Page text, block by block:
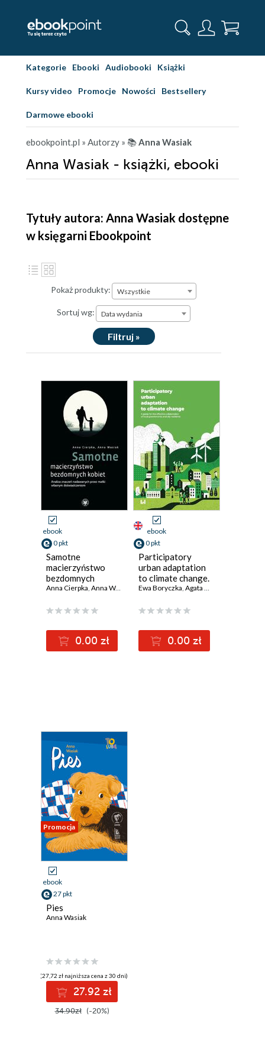
Kategorie Ebooki Audiobooki Książki
Kursy video Promocje Nowości Bestsellery
Darmowe ebooki
ebookpoint.pl » Autorzy » 📚Anna Wasiak
Anna Wasiak - książki, ebooki
Tytuły autora: Anna Wasiak dostępne
w księgarni Ebookpoint
Pokaż produkty: Wszystkie
Sortuj wg: Data wydania
Filtruj »
ebook
0 pkt
Samotne
macierzyństwo
bezdomnych
kobiet
Anna Cierpka, Anna Wasiak
0.00 zł
ebook
0 pkt
Participatory
urban adaptation
to climate change.
A guide for the
collaboration of
and city residents
Ewa Boryczka, Agata Burlińska
0.00 zł
Promocja
ebook
27 pkt
Pies
Anna Wasiak
(27,72 zł najniższa cena z 30 dni)
27.92 zł
34.90zł (-20%)